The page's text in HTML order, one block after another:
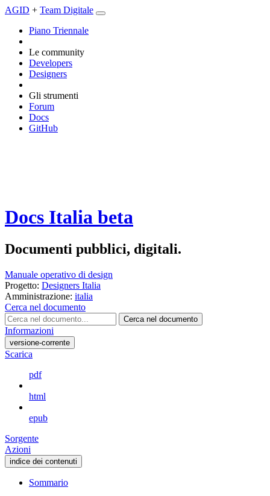
AGID + Team Digitale
Piano Triennale
Le community
Developers
Designers
Gli strumenti
Forum
Docs
GitHub
Docs Italia beta
Documenti pubblici, digitali.
Manuale operativo di design
Progetto: Designers Italia
Amministrazione: italia
Cerca nel documento
Cerca nel documento
Informazioni
versione-corrente
Scarica
pdf
html
epub
Sorgente
Azioni
indice dei contenuti
Sommario